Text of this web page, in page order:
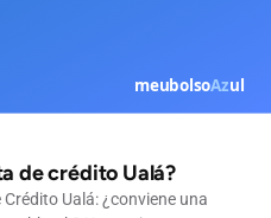
de crédito Ualá?
Ualá: ¿conviene una